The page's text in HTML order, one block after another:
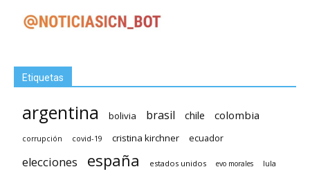
Etiquetas
argentina bolivia brasil chile colombia
corrupción covid-19 cristina kirchner ecuador
elecciones españa estados unidos evo morales lula